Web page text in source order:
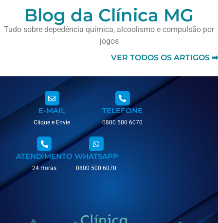
Blog da Clínica MG
Tudo sobre depedência química, alcoolismo e compulsão por
jogos
VER TODOS OS ARTIGOS ➡
E-MAIL
Clique e Envie
TELEFONE
0800 500 6070
ATENDIMENTO
24 Horas
WHATSAPP
0800 500 6070